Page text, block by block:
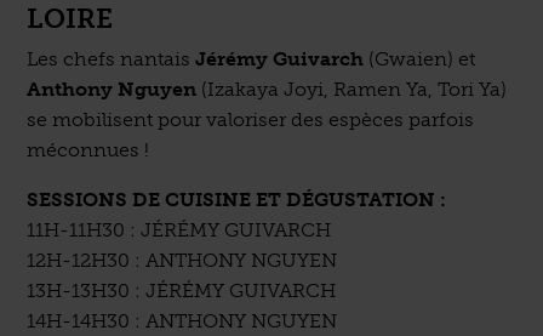
LOIRE
Les chefs nantaisJérémy Guivarch (Gwaien) et
Anthony Nguyen (Izakaya Joyi, Ramen Ya, Tori Ya)
se mobilisent pour valoriser des espèces parfois
méconnues !
SESSIONS DE CUISINE ET DÉGUSTATION :
11H-11H30 : JÉRÉMY GUIVARCH
12H-12H30 : ANTHONY NGUYEN
13H-13H30 : JÉRÉMY GUIVARCH
14H-14H30 : ANTHONY NGUYEN